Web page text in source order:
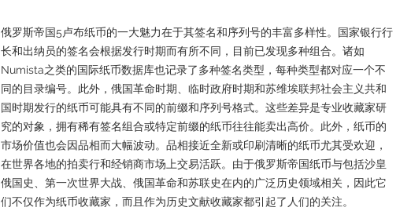
俄罗斯帝国5卢布纸币的一大魅力在于其签名和序列号的丰富多样性。国家银行行
长和出纳员的签名会根据发行时期而有所不同，目前已发现多种组合。诸如
Numista之类的国际纸币数据库也记录了多种签名类型，每种类型都对应一个不
同的目录编号。此外，俄国革命时期、临时政府时期和苏维埃联邦社会主义共和
国时期发行的纸币可能具有不同的前缀和序列号格式。这些差异是专业收藏家研
究的对象，拥有稀有签名组合或特定前缀的纸币往往能卖出高价。此外，纸币的
市场价值也会因品相而大幅波动。品相接近全新或印刷清晰的纸币尤其受欢迎，
在世界各地的拍卖行和经销商市场上交易活跃。由于俄罗斯帝国纸币与包括沙皇
俄国史、第一次世界大战、俄国革命和苏联史在内的广泛历史领域相关，因此它
们不仅作为纸币收藏家，而且作为历史文献收藏家都引起了人们的关注。